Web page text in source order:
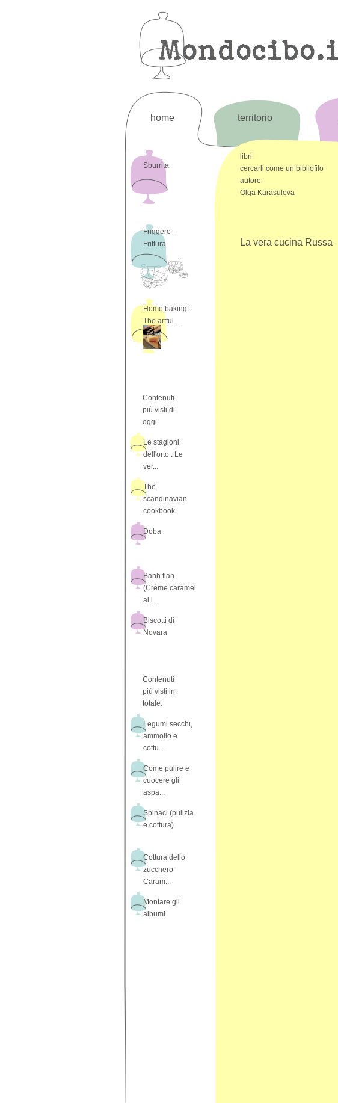
home territorio
Sburrita
Friggere -
Frittura
Home baking :
The artful ...
Contenuti
più visti di
oggi:
Le stagioni
dell'orto : Le
ver...
The
scandinavian
cookbook
Doba
Banh flan
(Crème caramel
al l...
Biscotti di
Novara
Contenuti
più visti in
totale:
Legumi secchi,
ammollo e
cottu...
Come pulire e
cuocere gli
aspa...
Spinaci (pulizia
e cottura)
Cottura dello
zucchero -
Caram...
Montare gli
albumi
libri
cercarli come un bibliofilo
autore
Olga Karasulova
La vera cucina Russa